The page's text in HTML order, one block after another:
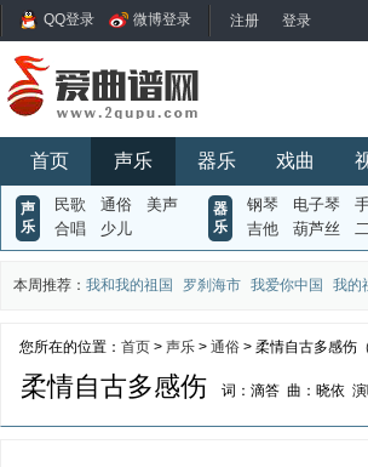
QQ登录 微博登录
首页 声乐 器乐 戏曲
声
乐
民歌 通俗
美声
合唱
少儿
器
乐
钢琴 电子琴
吉他
葫芦丝
本周推荐： 我和我的祖国 罗刹海市 我爱你中国 我的
您所在的位置： 首页 > 声乐 > 通俗 > 柔情自古多感伤
柔情自古多感伤 词：滴答 曲：晓依